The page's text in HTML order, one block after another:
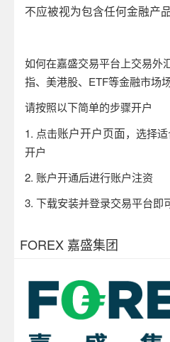
不应被视为包含任何金融产
如何在嘉盛交易平台上交易外
指、美港股、ETF等金融市场
请按照以下简单的步骤开户
1. 点击账户开户页面，选择
开户
2. 账户开通后进行账户注资
3. 下载安装并登录交易平台即
FOREX 嘉盛集团